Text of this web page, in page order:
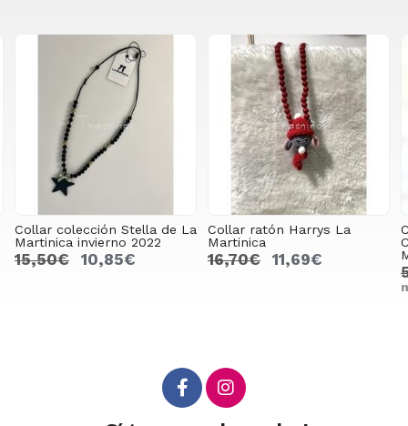
Stella de La
2022
Collar ratón Harrys La
Martinica
16,70€ 11,69€
CONJUNTO
CUELLO GRIS
Martinica
más